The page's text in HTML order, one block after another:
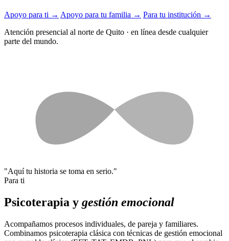
Apoyo para ti → Apoyo para tu familia → Para tu institución →
Atención presencial al norte de Quito · en línea desde cualquier
parte del mundo.
"Aquí tu historia se toma en serio."
Para ti
Psicoterapia y gestión emocional
Acompañamos procesos individuales, de pareja y familiares.
Combinamos psicoterapia clásica con técnicas de gestión emocional